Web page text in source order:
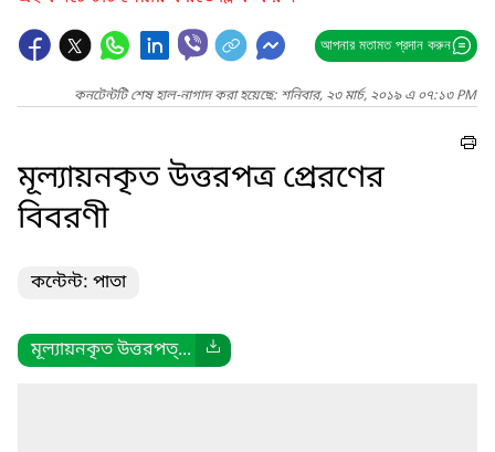
আপনার মতামত প্রদান করুন
কনটেন্টটি শেষ হাল-নাগাদ করা হয়েছে: শনিবার, ২৩ মার্চ, ২০১৯ এ ০৭:১৩ PM
মূল্যায়নকৃত উত্তরপত্র প্রেরণের
বিবরণী
কন্টেন্ট: পাতা
মূল্যায়নকৃত উত্তরপত্...